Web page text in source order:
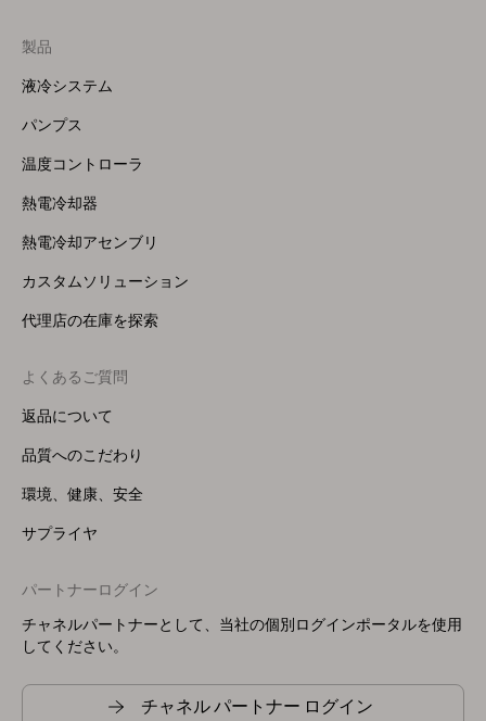
Footer
Menu
製品
液冷システム
パンプス
温度コントローラ
熱電冷却器
熱電冷却アセンブリ
カスタムソリューション
代理店の在庫を探索
よくあるご質問
返品について
品質へのこだわり
環境、健康、安全
サプライヤ
パートナーログイン
チャネルパートナーとして、当社の個別ログインポータルを使用
してください。
チャネル パートナー ログイン